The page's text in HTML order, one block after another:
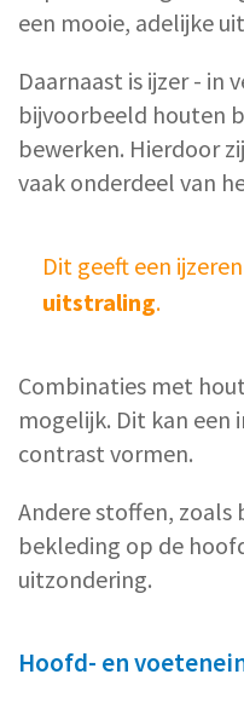
een mooie, adelijke
Daarnaast is ijzer - in
bijvoorbeeld houten
bewerken. Hierdoor
vaak onderdeel van
Dit geeft een
uitstraling.
Combinaties met
mogelijk. Dit kan een
contrast vormen.
Andere stoffen,
bekleding op de
uitzondering.
Hoofd- en